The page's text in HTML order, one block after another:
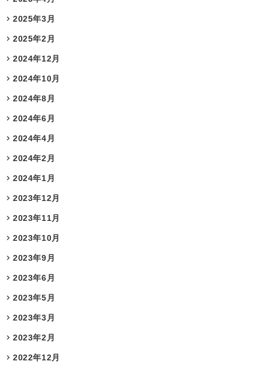
2025年3月
2025年2月
2024年12月
2024年10月
2024年8月
2024年6月
2024年4月
2024年2月
2024年1月
2023年12月
2023年11月
2023年10月
2023年9月
2023年6月
2023年5月
2023年3月
2023年2月
2022年12月